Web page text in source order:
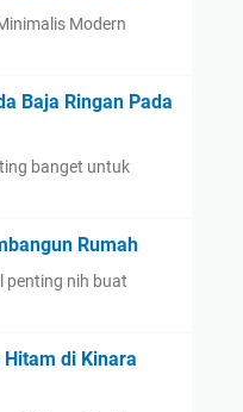
Modern
Baja Ringan Pada
banget untuk
Rumah
penting nih buat
di Kinara